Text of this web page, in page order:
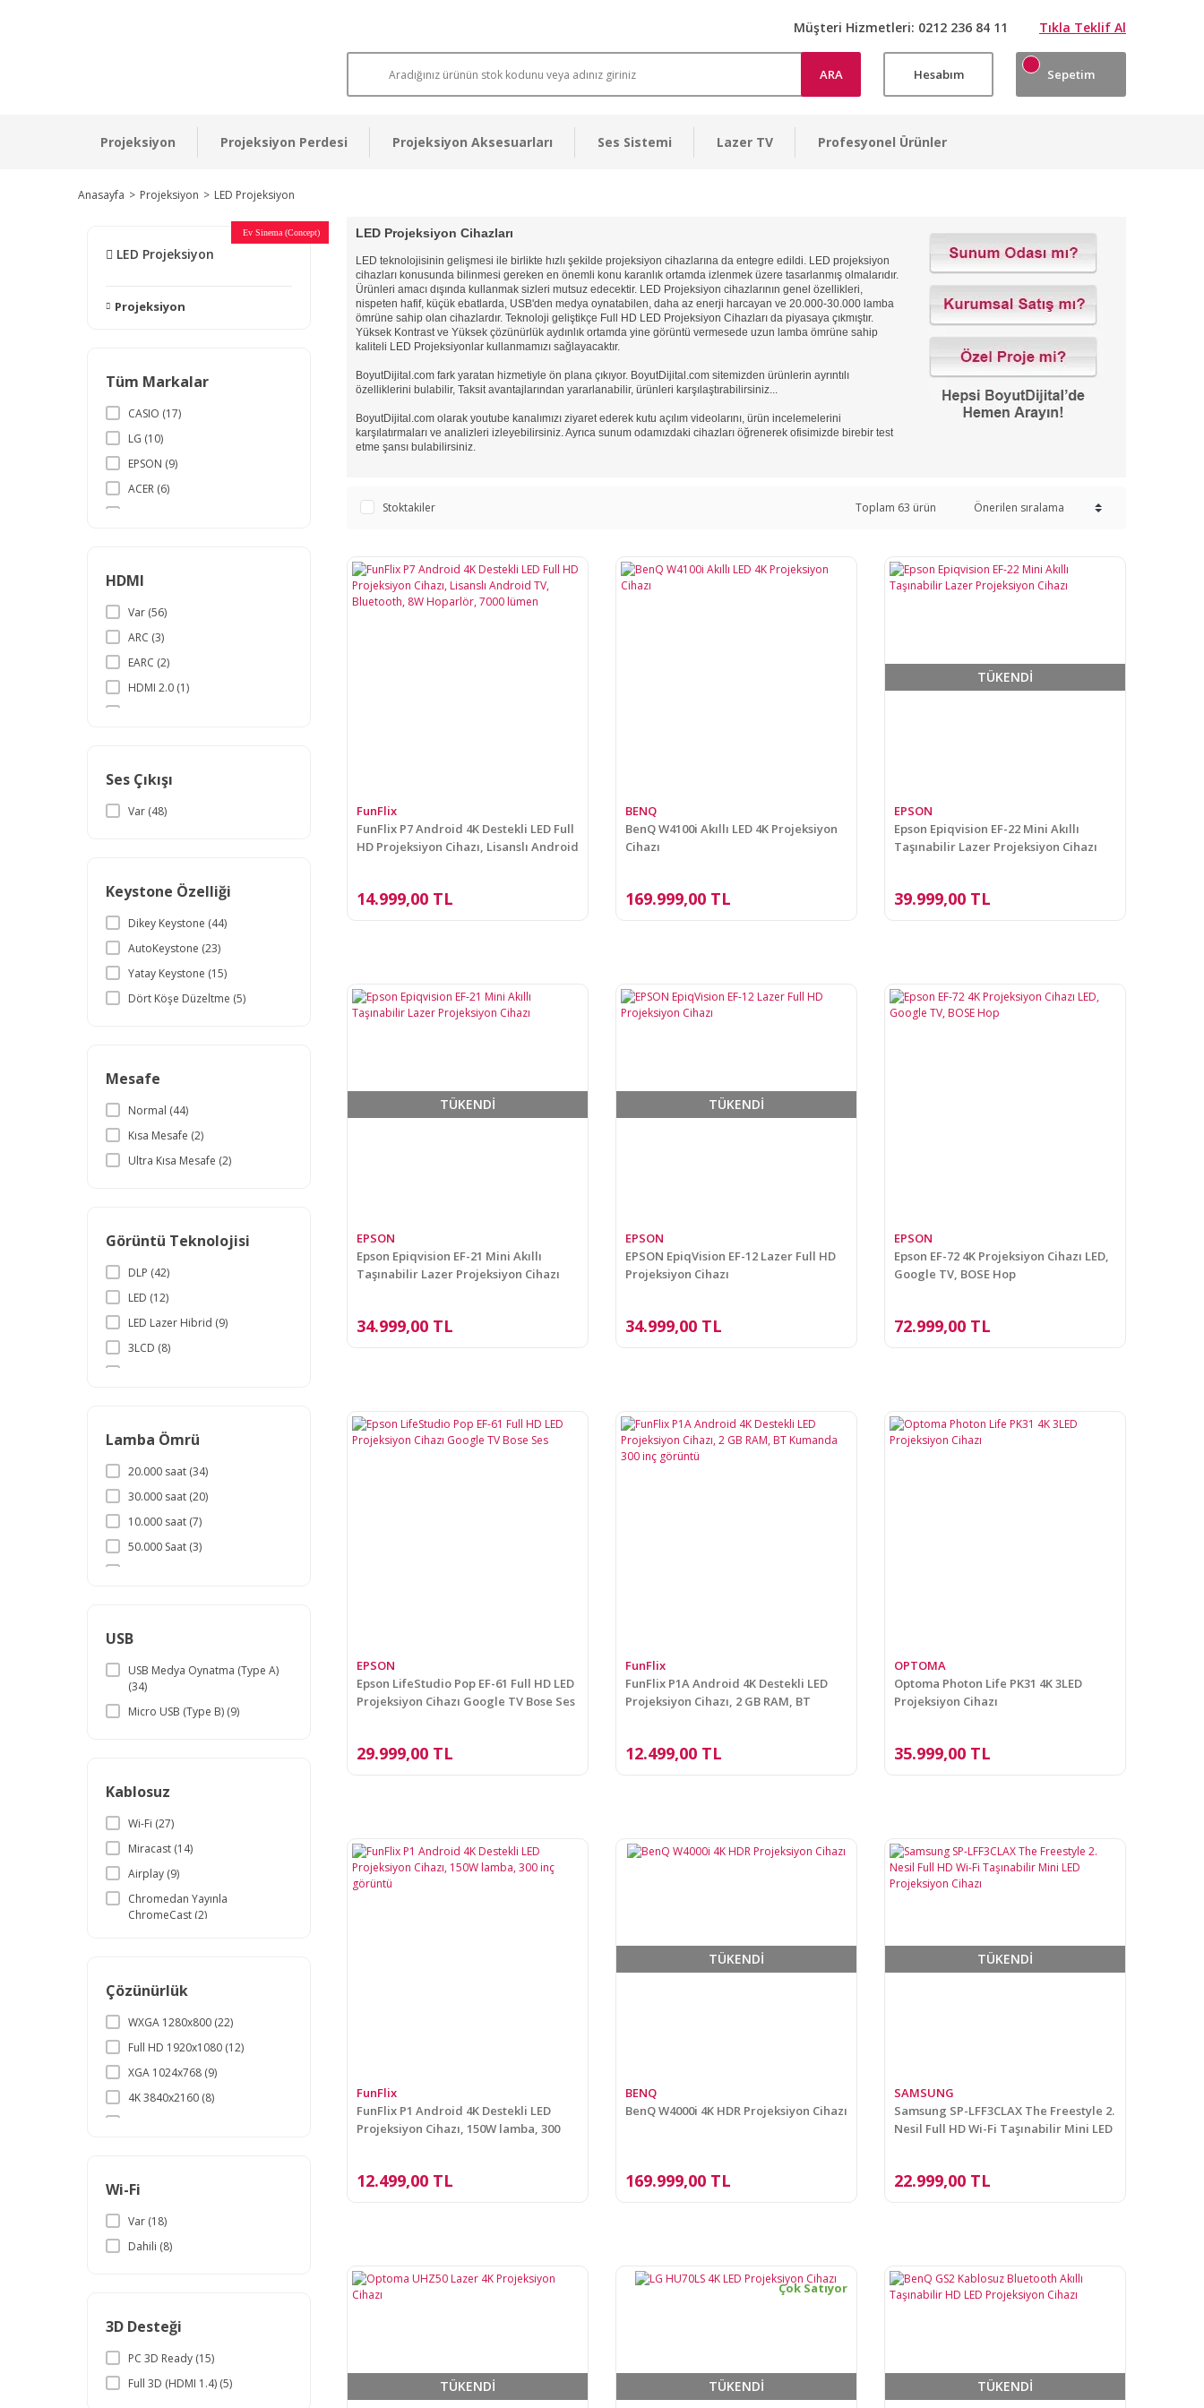
Müşteri Hizmetleri: 0212 236 84 11 Tıkla Teklif Al
ARA Hesabım Sepetim
Projeksiyon Projeksiyon Perdesi Projeksiyon Aksesuarları Ses Sistemi Lazer TV Profesyonel Ürünler
Anasayfa Projeksiyon LED Projeksiyon
LED Projeksiyon
Projeksiyon
Tüm Markalar
CASIO (17)
LG (10)
EPSON (9)
ACER (6)
PANASONIC (2)
VIEWSONIC (2)
DELL (1)
SAMSUNG (1)
Xiaomi (1)
HDMI
Var (56)
ARC (3)
EARC (2)
HDMI 2.0 (1)
Ses Çıkışı
Var (48)
Keystone Özelliği
Dikey Keystone (44)
AutoKeystone (23)
Yatay Keystone (15)
Dört Köşe Düzeltme (5)
Mesafe
Normal (44)
Kısa Mesafe (2)
Ultra Kısa Mesafe (2)
Görüntü Teknolojisi
DLP (42)
LED (12)
LED Lazer Hibrid (9)
3LCD (8)
Lamba Ömrü
20.000 saat (34)
30.000 saat (20)
10.000 saat (7)
50.000 Saat (3)
USB
USB Medya Oynatma (Type A)
(34)
Micro USB (Type B) (9)
Kablosuz
Wi-Fi (27)
Miracast (14)
Airplay (9)
Chromedan Yayınla
ChromeCast (2)
Çözünürlük
WXGA 1280x800 (22)
Full HD 1920x1080 (12)
XGA 1024x768 (9)
4K 3840x2160 (8)
Wi-Fi
Var (18)
Dahili (8)
3D Desteği
PC 3D Ready (15)
Full 3D (HDMI 1.4) (5)
Ev Sinema
Ev Sinema
Ev Sinema
Müzeler
Ev Sinema
Restaurant - Cafe
Devlet Kurumları
Ev Sinema
Otel Sinema Salonları
Ev Sinema (Concept) LED Projeksiyon Cihazları
LED teknolojisinin gelişmesi ile birlikte hızlı şekilde projeksiyon cihazlarına da entegre edildi. LED projeksiyon
cihazları konusunda bilinmesi gereken en önemli konu karanlık ortamda izlenmek üzere tasarlanmış olmalarıdır.
Ürünleri amacı dışında kullanmak sizleri mutsuz edecektir. LED Projeksiyon cihazlarının genel özellikleri,
nispeten hafif, küçük ebatlarda, USB'den medya oynatabilen, daha az enerji harcayan ve 20.000-30.000 lamba
ömrüne sahip olan cihazlardır. Teknoloji geliştikçe Full HD LED Projeksiyon Cihazları da piyasaya çıkmıştır.
Yüksek Kontrast ve Yüksek çözünürlük aydınlık ortamda yine görüntü vermesede uzun lamba ömrüne sahip
kaliteli LED Projeksiyonlar kullanmamızı sağlayacaktır.
BoyutDijital.com fark yaratan hizmetiyle ön plana çıkıyor. BoyutDijital.com sitemizden ürünlerin ayrıntılı
özelliklerini bulabilir, Taksit avantajlarından yararlanabilir, ürünleri karşılaştırabilirsiniz...
BoyutDijital.com olarak youtube kanalımızı ziyaret ederek kutu açılım videolarını, ürün incelemelerini
karşılatırmaları ve analizleri izleyebilirsiniz. Ayrıca sunum odamızdaki cihazları öğrenerek ofisimizde birebir test
etme şansı bulabilirsiniz.
Stoktakiler Toplam 63 ürün
FunFlix
FunFlix P7 Android 4K Destekli LED Full
HD Projeksiyon Cihazı, Lisanslı Android
14.999,00 TL
BENQ
BenQ W4100i Akıllı LED 4K Projeksiyon
Cihazı
169.999,00 TL
TÜKENDİ
EPSON
Epson Epiqvision EF-22 Mini Akıllı
Taşınabilir Lazer Projeksiyon Cihazı
39.999,00 TL
TÜKENDİ
EPSON
Epson Epiqvision EF-21 Mini Akıllı
Taşınabilir Lazer Projeksiyon Cihazı
34.999,00 TL
TÜKENDİ
EPSON
EPSON EpiqVision EF-12 Lazer Full HD
Projeksiyon Cihazı
34.999,00 TL
EPSON
Epson EF-72 4K Projeksiyon Cihazı LED,
Google TV, BOSE Hop
72.999,00 TL
EPSON
Epson LifeStudio Pop EF-61 Full HD LED
Projeksiyon Cihazı Google TV Bose Ses
29.999,00 TL
FunFlix
FunFlix P1A Android 4K Destekli LED
Projeksiyon Cihazı, 2 GB RAM, BT
12.499,00 TL
OPTOMA
Optoma Photon Life PK31 4K 3LED
Projeksiyon Cihazı
35.999,00 TL
FunFlix
FunFlix P1 Android 4K Destekli LED
Projeksiyon Cihazı, 150W lamba, 300
12.499,00 TL
TÜKENDİ
BENQ
BenQ W4000i 4K HDR Projeksiyon Cihazı
169.999,00 TL
TÜKENDİ
SAMSUNG
Samsung SP-LFF3CLAX The Freestyle 2.
Nesil Full HD Wi-Fi Taşınabilir Mini LED
22.999,00 TL
TÜKENDİ
Çok Satıyor
TÜKENDİ TÜKENDİ